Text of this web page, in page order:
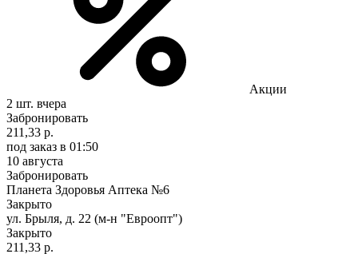
Акции
2 шт. вчера
Забронировать
211,33 р.
под заказ в 01:50
10 августа
Забронировать
Планета Здоровья Аптека №6
Закрыто
ул. Брыля, д. 22 (м-н "Евроопт")
Закрыто
211,33 р.